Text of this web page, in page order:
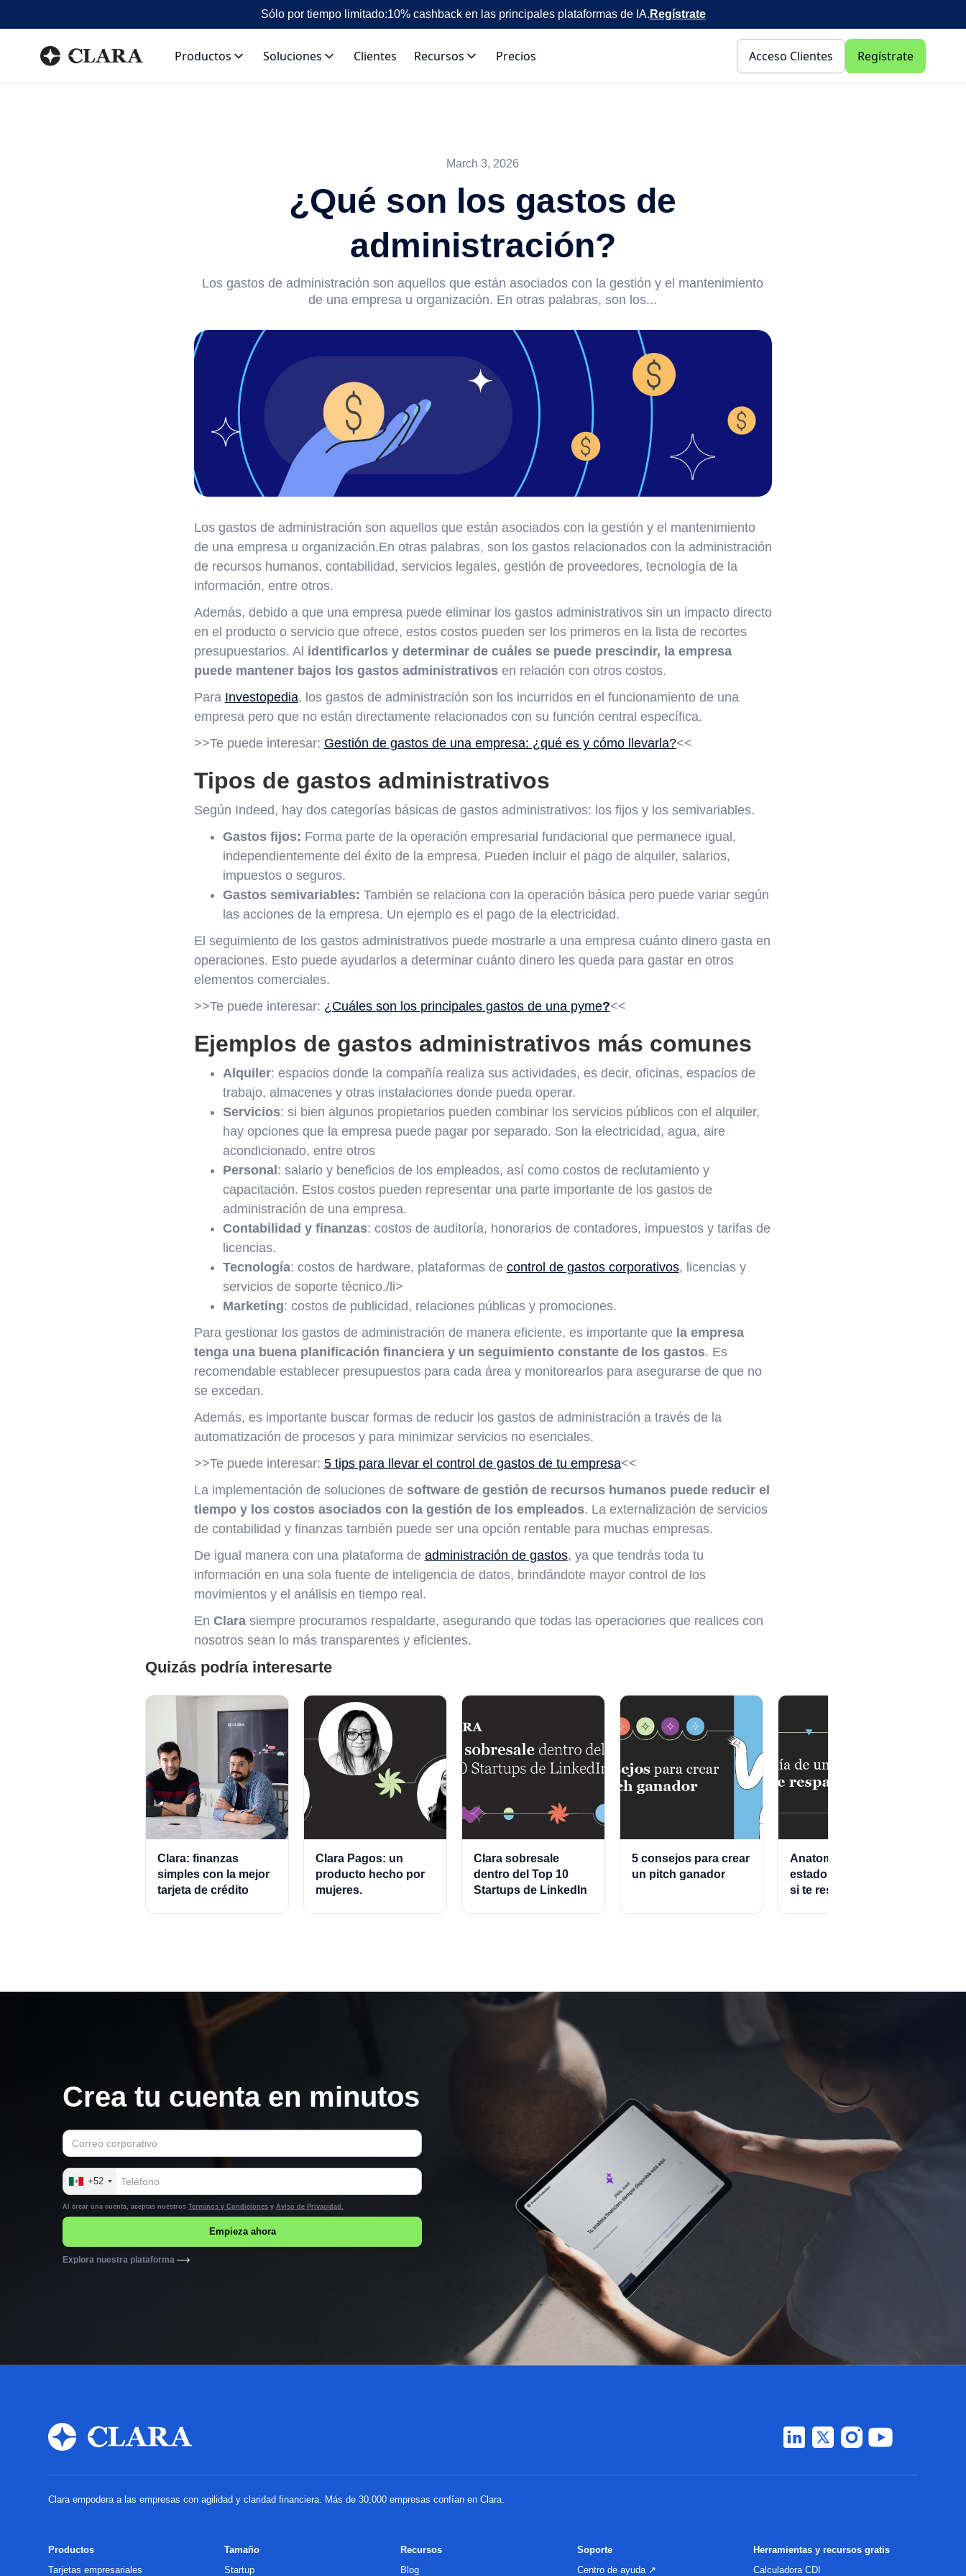
Sólo por tiempo limitado:10% cashback en las principales plataformas de IA. Regístrate
Productos Soluciones Clientes Recursos Precios Acceso Clientes Regístrate
March 3, 2026
¿Qué son los gastos de
administración?
Los gastos de administración son aquellos que están asociados con la gestión y el mantenimiento
de una empresa u organización. En otras palabras, son los...
Los gastos de administración son aquellos que están asociados con la gestión y el mantenimiento
de una empresa u organización.En otras palabras, son los gastos relacionados con la administración
de recursos humanos, contabilidad, servicios legales, gestión de proveedores, tecnología de la
información, entre otros.
Además, debido a que una empresa puede eliminar los gastos administrativos sin un impacto directo
en el producto o servicio que ofrece, estos costos pueden ser los primeros en la lista de recortes
presupuestarios. Al identificarlos y determinar de cuáles se puede prescindir, la empresa
puede mantener bajos los gastos administrativosen relación con otros costos.
Para Investopedia, los gastos de administración son los incurridos en el funcionamiento de una
empresa pero que no están directamente relacionados con su función central específica.
>>Te puede interesar: Gestión de gastos de una empresa: ¿qué es y cómo llevarla?<<
Tipos de gastos administrativos
Según Indeed, hay dos categorías básicas de gastos administrativos: los fijos y los semivariables.
Gastos fijos: Forma parte de la operación empresarial fundacional que permanece igual,
independientemente del éxito de la empresa. Pueden incluir el pago de alquiler, salarios,
impuestos o seguros.
Gastos semivariables: También se relaciona con la operación básica pero puede variar según
las acciones de la empresa. Un ejemplo es el pago de la electricidad.
El seguimiento de los gastos administrativos puede mostrarle a una empresa cuánto dinero gasta en
operaciones. Esto puede ayudarlos a determinar cuánto dinero les queda para gastar en otros
elementos comerciales.
>>Te puede interesar: ¿Cuáles son los principales gastos de una pyme?<<
Ejemplos de gastos administrativos más comunes
Alquiler: espacios donde la compañía realiza sus actividades, es decir, oficinas, espacios de
trabajo, almacenes y otras instalaciones donde pueda operar.
Servicios: si bien algunos propietarios pueden combinar los servicios públicos con el alquiler,
hay opciones que la empresa puede pagar por separado. Son la electricidad, agua, aire
acondicionado, entre otros
Personal: salario y beneficios de los empleados, así como costos de reclutamiento y
capacitación. Estos costos pueden representar una parte importante de los gastos de
administración de una empresa.
Contabilidad y finanzas: costos de auditoría, honorarios de contadores, impuestos y tarifas de
licencias.
Tecnología: costos de hardware, plataformas de control de gastos corporativos, licencias y
servicios de soporte técnico./li>
Marketing: costos de publicidad, relaciones públicas y promociones.
Para gestionar los gastos de administración de manera eficiente, es importante que la empresa
tenga una buena planificación financiera y un seguimiento constante de los gastos. Es
recomendable establecer presupuestos para cada área y monitorearlos para asegurarse de que no
se excedan.
Además, es importante buscar formas de reducir los gastos de administración a través de la
automatización de procesos y para minimizar servicios no esenciales.
>>Te puede interesar: 5 tips para llevar el control de gastos de tu empresa<<
La implementación de soluciones de software de gestión de recursos humanos puede reducir el
tiempo y los costos asociados con la gestión de los empleados. La externalización de servicios
de contabilidad y finanzas también puede ser una opción rentable para muchas empresas.
De igual manera con una plataforma de administración de gastos, ya que tendrás toda tu
información en una sola fuente de inteligencia de datos, brindándote mayor control de los
movimientos y el análisis en tiempo real.
En Clarasiempre procuramos respaldarte, asegurando que todas las operaciones que realices con
nosotros sean lo más transparentes y eficientes.
Quizás podría interesarte
Clara: finanzas
simples con la mejor
tarjeta de crédito
Clara Pagos: un
producto hecho por
mujeres.
Clara sobresale
dentro del Top 10
Startups de LinkedIn
5 consejos para crear
un pitch ganador
Anatomía de un
estado de cuenta que
si te respalda
Crea tu cuenta en minutos
+52
Al crear una cuenta, aceptas nuestrosTerminos y Condiciones yAviso de Privacidad.
Explora nuestra plataforma
Clara empodera a las empresas con agilidad y claridad financiera. Más de 30,000 empresas confían en Clara.
Productos
Tarjetas empresariales
Tamaño
Startup
Recursos
Blog
Soporte
Centro de ayuda ↗
Herramientas y recursos gratis
Calculadora CDI